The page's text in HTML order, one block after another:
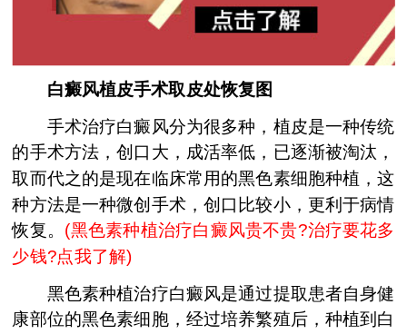
白癜风植皮手术取皮处恢复图
手术治疗白癜风分为很多种，植皮是一种传统
的手术方法，创口大，成活率低，已逐渐被淘汰，
取而代之的是现在临床常用的黑色素细胞种植，这
种方法是一种微创手术，创口比较小，更利于病情
恢复。 (黑色素种植治疗白癜风贵不贵?治疗要花多
少钱?点我了解)
黑色素种植治疗白癜风是通过提取患者自身健
康部位的黑色素细胞，经过培养繁殖后，种植到白